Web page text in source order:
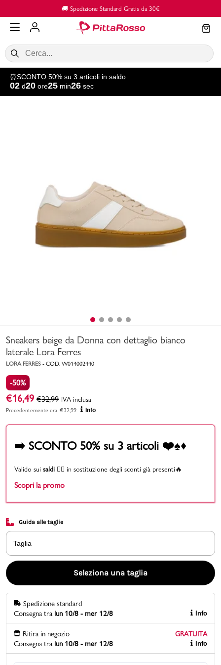
Vai al contenuto principale🚚 Spedizione Standard Gratis da 30€
Bambino
Marchi
Carrello
Promo & News
negozi
pcard
Gift card
⏰SCONTO 50% su 3 articoli in saldo
02 d20 ore25 min24 sec
Sneakers beige da Donna con dettaglio bianco
laterale Lora Ferres
LORA FERRES - COD. W014002440
-50%
€16,49 €32,99 IVA inclusa
Precedentemente era €32,99 Info
➡️ SCONTO 50% su 3 articoli ❤️♠️♦️
Valido sui saldi 👉🏻 in sostituzione degli sconti già presenti🔥
Scopri la promo
Guida alle taglie
Taglia
Seleziona una taglia
Spedizione standard
Consegna tra lun 10/8 - mer 12/8 Info
Ritira in negozio
GRATUITA
Consegna tra lun 10/8 - mer 12/8 Info